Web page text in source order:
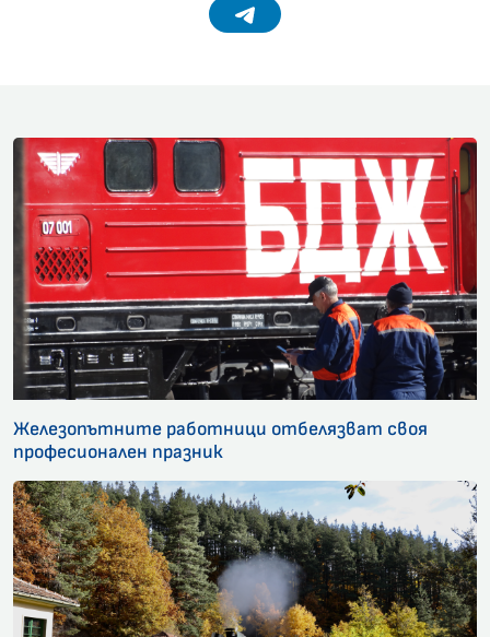
Telegram
Железопътните работници отбелязват своя
професионален празник